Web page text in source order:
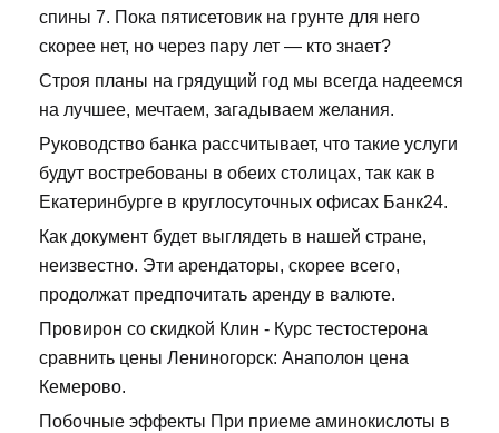
спины 7. Пока пятисетовик на грунте для него
скорее нет, но через пару лет — кто знает?
Строя планы на грядущий год мы всегда надеемся
на лучшее, мечтаем, загадываем желания.
Руководство банка рассчитывает, что такие услуги
будут востребованы в обеих столицах, так как в
Екатеринбурге в круглосуточных офисах Банк24.
Как документ будет выглядеть в нашей стране,
неизвестно. Эти арендаторы, скорее всего,
продолжат предпочитать аренду в валюте.
Провирон со скидкой Клин - Курс тестостерона
сравнить цены Лениногорск: Анаполон цена
Кемерово.
Побочные эффекты При приеме аминокислоты в